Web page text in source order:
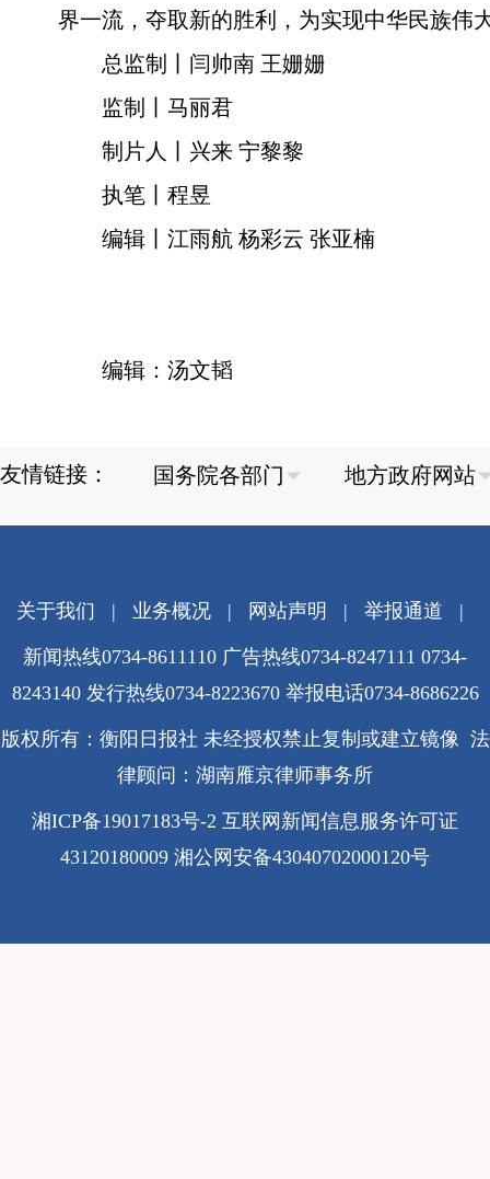
界一流，夺取新的胜利，为实现中华民族伟
总监制丨闫帅南 王姗姗
监制丨马丽君
制片人丨兴来 宁黎黎
执笔丨程昱
编辑丨江雨航 杨彩云 张亚楠
编辑：汤文韬
友情链接：
关于我们 | 业务概况| 网站声明 | 举报通道 |
新闻热线0734-8611110 广告热线0734-8247111 0734-
8243140 发行热线0734-8223670 举报电话0734-8686226
版权所有：衡阳日报社 未经授权禁止复制或建立镜像 法
律顾问：湖南雁京律师事务所
湘ICP备19017183号-2 互联网新闻信息服务许可证
43120180009 湘公网安备43040702000120号